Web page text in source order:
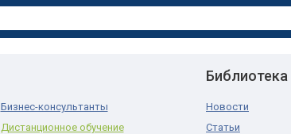
Бизнес-консультанты
Дистанционное обучение
Библиотека
Новости
Статьи